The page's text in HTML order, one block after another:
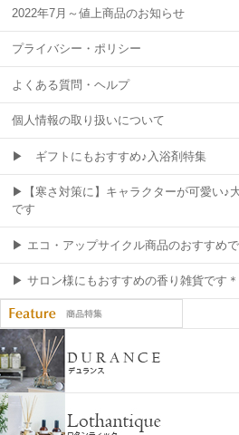
2022年7月～値上商品のお知らせ
プライバシー・ポリシー
よくある質問・ヘルプ
個人情報の取り扱いについて
▶ ギフトにもおすすめ♪入浴剤特集
▶【寒さ対策に】キャラクターが可愛い♪
です
▶ エコ・アップサイクル商品のおすすめで
▶ サロン様にもおすすめの香り雑貨です＊